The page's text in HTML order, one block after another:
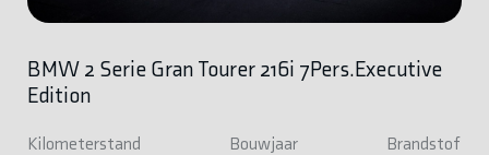
BMW 2 Serie Gran Tourer 216i 7Pers.Executive
Edition
Kilometerstand Bouwjaar Brandstof